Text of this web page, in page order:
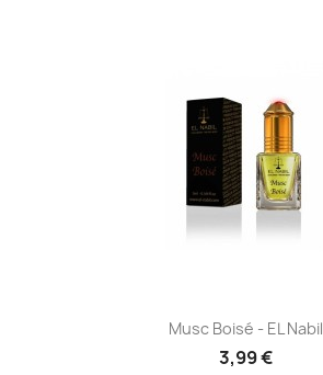
Musc Boisé - EL Nabil
3,99 €